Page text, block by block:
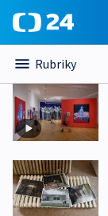
Rubriky